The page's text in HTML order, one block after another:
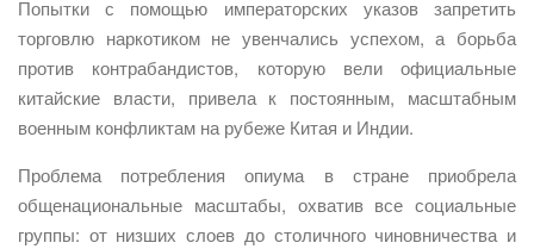
Попытки с помощью императорских указов запретить
торговлю наркотиком не увенчались успехом, а борьба
против контрабандистов, которую вели официальные
китайские власти, привела к постоянным, масштабным
военным конфликтам на рубеже Китая и Индии.
Проблема потребления опиума в стране приобрела
общенациональные масштабы, охватив все социальные
группы: от низших слоев до столичного чиновничества и